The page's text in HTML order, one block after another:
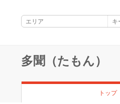
多聞（たもん）
トップ